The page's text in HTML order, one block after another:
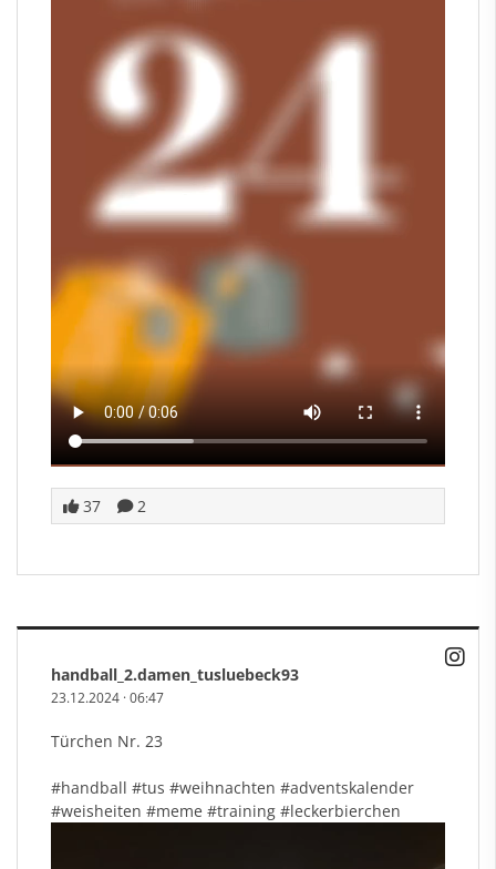
37 2
handball_2.damen_tusluebeck93
23.12.2024 ·06:47
Türchen Nr. 23
#handball #tus #weihnachten #adventskalender
#weisheiten #meme #training #leckerbierchen